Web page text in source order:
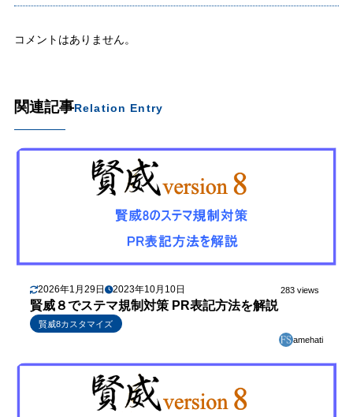
コメントはありません。
関連記事Relation Entry
2026年1月29日 2023年10月10日 283 views
賢威８でステマ規制対策 PR表記方法を解説
賢威8カスタマイズ
amehati